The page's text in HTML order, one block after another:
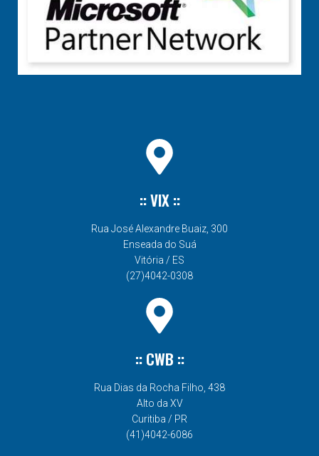
:: VIX ::
Rua José Alexandre Buaiz, 300
Enseada do Suá
Vitória / ES
(27)4042-0308
:: CWB ::
Rua Dias da Rocha Filho, 438
Alto da XV
Curitiba / PR
(41)4042-6086